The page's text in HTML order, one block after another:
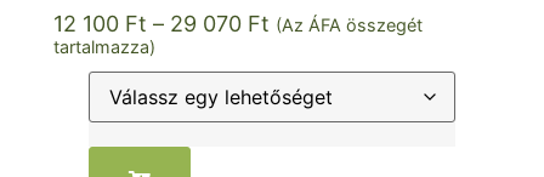
12 100 Ft – 29 070 Ft (Az ÁFA összegét
tartalmazza)